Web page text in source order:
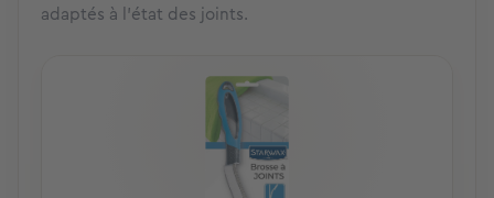
adaptés à l’état des joints.